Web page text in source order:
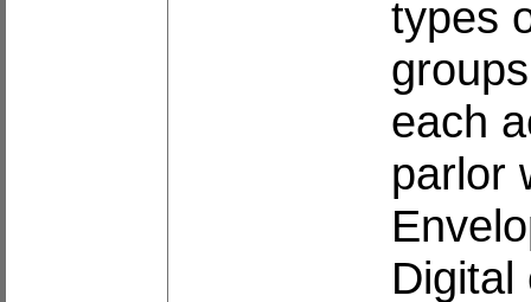
types
each
parlor